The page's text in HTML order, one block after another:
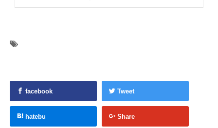
facebook Tweet
hatebu Share